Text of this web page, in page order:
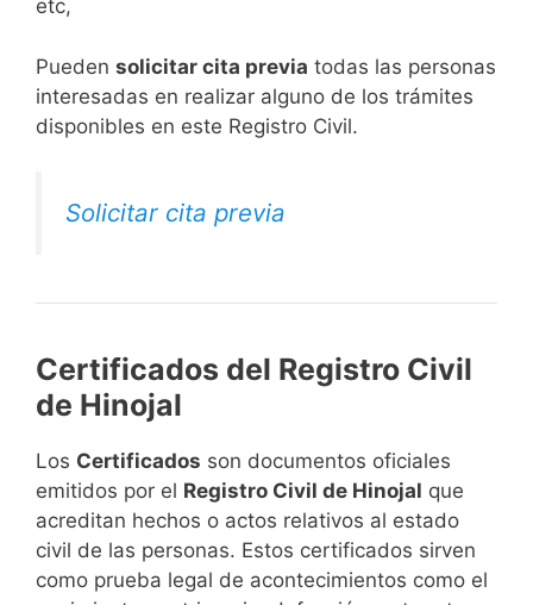
etc,
​Pueden solicitar cita previa todas las personas
interesadas en realizar alguno de los trámites
disponibles en este Registro Civil.​
Solicitar cita previa
Certificados del Registro Civil
de Hinojal
Los Certificados son documentos oficiales
emitidos por el Registro Civil de Hinojal que
acreditan hechos o actos relativos al estado
civil de las personas. Estos certificados sirven
como prueba legal de acontecimientos como el